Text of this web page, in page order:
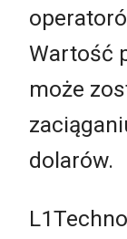
Wartość
może
dolarów.